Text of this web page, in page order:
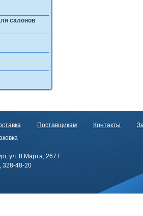
салонов
Поставщикам Контакты
ул. 8 Марта, 267 Г
328-48-20